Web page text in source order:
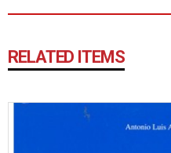
RELATED ITEMS